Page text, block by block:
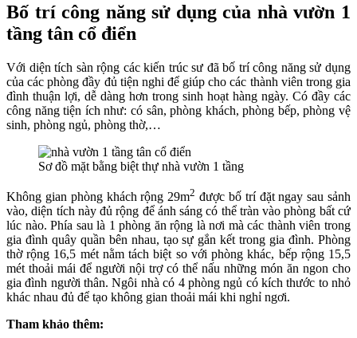
Bố trí công năng sử dụng của nhà vườn 1
tầng tân cổ điển
Với diện tích sàn rộng các kiến trúc sư đã bố trí công năng sử dụng
của các phòng đầy đủ tiện nghi để giúp cho các thành viên trong gia
đình thuận lợi, dễ dàng hơn trong sinh hoạt hàng ngày. Có đầy các
công năng tiện ích như: có sân, phòng khách, phòng bếp, phòng vệ
sinh, phòng ngủ, phòng thờ,…
Sơ đồ mặt bằng biệt thự nhà vườn 1 tầng
Không gian phòng khách rộng 29m2 được bố trí đặt ngay sau sảnh
vào, diện tích này đủ rộng để ánh sáng có thể tràn vào phòng bất cứ
lúc nào. Phía sau là 1 phòng ăn rộng là nơi mà các thành viên trong
gia đình quây quần bên nhau, tạo sự gắn kết trong gia đình. Phòng
thờ rộng 16,5 mét nằm tách biệt so với phòng khác, bếp rộng 15,5
mét thoải mái để người nội trợ có thể nấu những món ăn ngon cho
gia đình người thân. Ngôi nhà có 4 phòng ngủ có kích thước to nhỏ
khác nhau đủ để tạo không gian thoải mái khi nghỉ ngơi.
Tham khảo thêm: